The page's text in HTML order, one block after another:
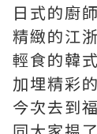
日式的廚
精緻的江
輕食的韓
加埋精彩
今次去到